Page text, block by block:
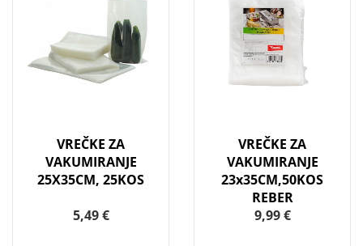
VREČKE ZA
VAKUMIRANJE
25X35CM, 25KOS
5,49 €
VREČKE ZA
VAKUMIRANJE
23x35CM,50KOS
REBER
9,99 €